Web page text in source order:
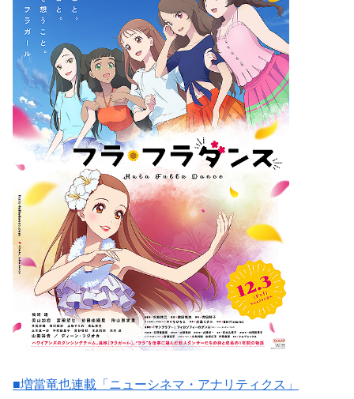
■増當竜也連載「ニューシネマ・アナリティクス」